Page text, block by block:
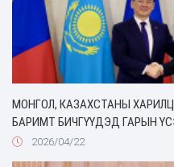
МОНГОЛ, КАЗАХСТАНЫ
БАРИМТ БИЧГҮҮДЭД ГАРЫН
2026/04/22